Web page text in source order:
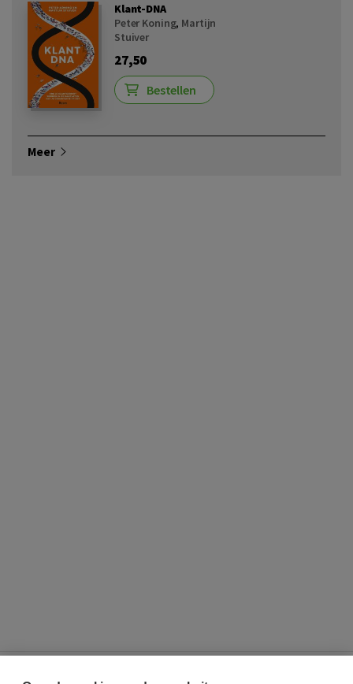
Klant-DNA
Peter Koning, Martijn
Stuiver
27,50
Bestellen
Meer